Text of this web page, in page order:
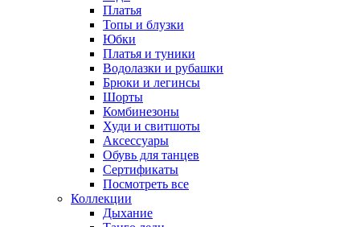
Платья
Топы и блузки
Юбки
Платья и туники
Водолазки и рубашки
Брюки и легинсы
Шорты
Комбинезоны
Худи и свитшоты
Аксессуары
Обувь для танцев
Сертификаты
Посмотреть все
Коллекции
Дыхание